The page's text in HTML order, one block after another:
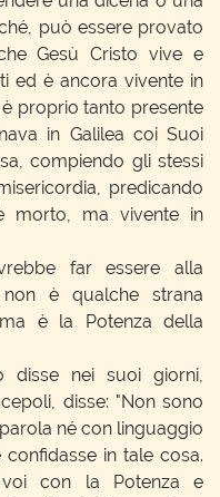
può essere provato
Gesù Cristo vive e
ed è ancora vivente in
proprio tanto presente
in Galilea coi Suoi
compiendo gli stessi
predicando
morto, ma vivente in
far essere alla
è qualche strana
è la Potenza della
disse nei suoi giorni,
disse: "Non sono
né con linguaggio
in tale cosa.
con la Potenza e